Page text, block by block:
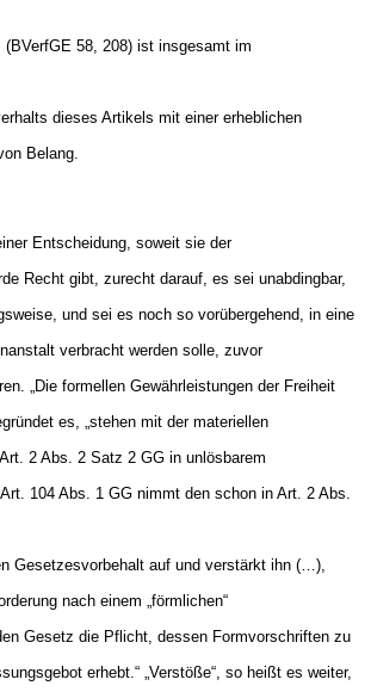
(BVerfGE 58, 208) ist insgesamt im
dieses Artikels mit einer erheblichen
Belang.
Entscheidung, soweit sie der
Recht gibt, zurecht darauf, es sei unabdingbar,
und sei es noch so vorübergehend, in eine
verbracht werden solle, zuvor
„Die formellen Gewährleistungen der Freiheit
es, „stehen mit der materiellen
2 Abs. 2 Satz 2 GG in unlösbarem
104 Abs. 1 GG nimmt den schon in Art. 2 Abs.
Gesetzesvorbehalt auf und verstärkt ihn (…),
nach einem „förmlichen“
Gesetz die Pflicht, dessen Formvorschriften zu
erhebt.“ „Verstöße“, so heißt es weiter,